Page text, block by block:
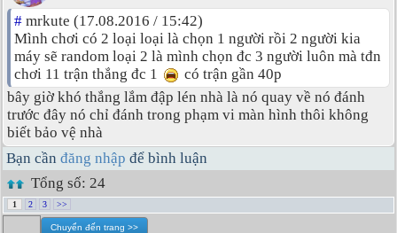
# mrkute (17.08.2016 / 15:42)
Mình chơi có 2 loại loại là chọn 1 người rồi 2 người kia
máy sẽ random loại 2 là mình chọn đc 3 người luôn mà tđn
chơi 11 trận thắng đc 1
có trận gần 40p
bây giờ khó thắng lắm đập lén nhà là nó quay về nó đánh
trước đây nó chỉ đánh trong phạm vi màn hình thôi không
biết bảo vệ nhà
Bạn cần đăng nhập để bình luận
Tổng số: 24
1 2 3 >>